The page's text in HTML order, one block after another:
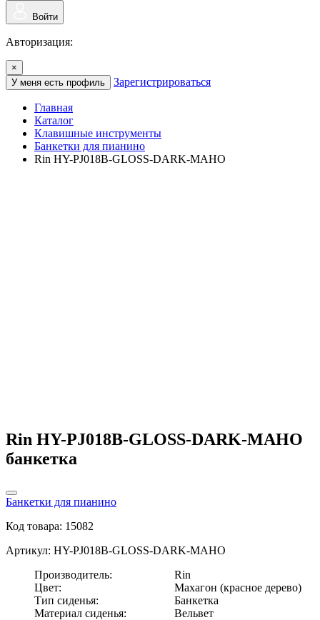
Войти
Авторизация:
×
У меня есть профиль
Зарегистрироваться
Главная
Каталог
Клавишные инструменты
Банкетки для пианино
Rin HY-PJ018B-GLOSS-DARK-MAHO
Rin HY-PJ018B-GLOSS-DARK-MAHO
банкетка
Банкетки для пианино
Код товара: 15082
Артикул: HY-PJ018B-GLOSS-DARK-MAHO
Производитель:
Rin
Цвет:
Махагон (красное дерево)
Тип сиденья:
Банкетка
Материал сиденья:
Вельвет